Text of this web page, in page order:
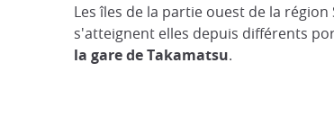
Les îles de la partie ouest de la
s'atteignent elles depuis différents
la gare de Takamatsu.